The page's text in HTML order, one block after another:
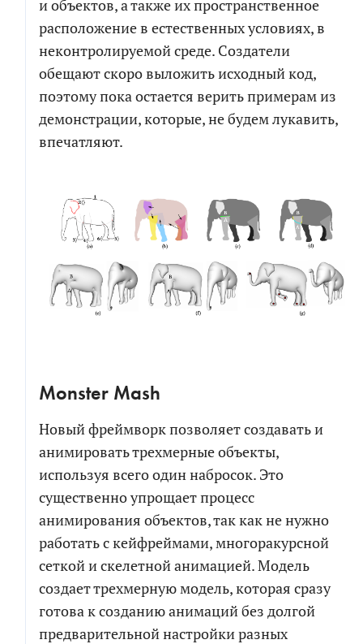
и объектов, а также их пространственное
расположение в естественных условиях, в
неконтролируемой среде. Создатели
обещают скоро выложить исходный код,
поэтому пока остается верить примерам из
демонстрации, которые, не будем лукавить,
впечатляют.
Monster Mash
Новый фреймворк позволяет создавать и
анимировать трехмерные объекты,
используя всего один набросок. Это
существенно упрощает процесс
анимирования объектов, так как не нужно
работать с кейфреймами, многоракурсной
сеткой и скелетной анимацией. Модель
создает трехмерную модель, которая сразу
готова к созданию анимаций без долгой
предварительной настройки разных